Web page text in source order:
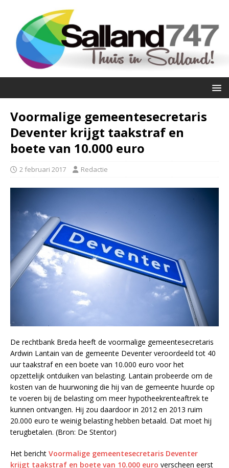
Voormalige gemeentesecretaris
Deventer krijgt taakstraf en
boete van 10.000 euro
2 februari 2017 Redactie
De rechtbank Breda heeft de voormalige gemeentesecretaris
Ardwin Lantain van de gemeente Deventer veroordeeld tot 40
uur taakstraf en een boete van 10.000 euro voor het
opzettelijk ontduiken van belasting. Lantain probeerde om de
kosten van de huurwoning die hij van de gemeente huurde op
te voeren bij de belasting om meer hypotheekrenteaftrek te
kunnen ontvangen. Hij zou daardoor in 2012 en 2013 ruim
20.000 euro te weinig belasting hebben betaald. Dat moet hij
terugbetalen. (Bron: De Stentor)
Het bericht Voormalige gemeentesecretaris Deventer
krijgt taakstraf en boete van 10.000 euro verscheen eerst